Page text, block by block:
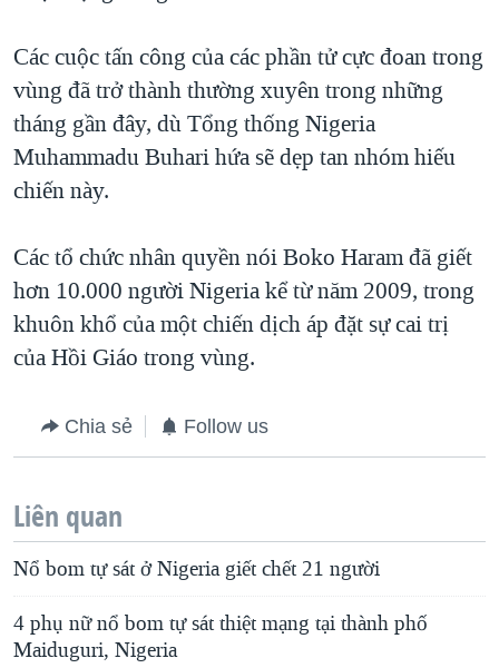
Các cuộc tấn công của các phần tử cực đoan trong
vùng đã trở thành thường xuyên trong những
tháng gần đây, dù Tổng thống Nigeria
Muhammadu Buhari hứa sẽ dẹp tan nhóm hiếu
chiến này.
Các tổ chức nhân quyền nói Boko Haram đã giết
hơn 10.000 người Nigeria kể từ năm 2009, trong
khuôn khổ của một chiến dịch áp đặt sự cai trị
của Hồi Giáo trong vùng.
Chia sẻ Follow us
Liên quan
Nổ bom tự sát ở Nigeria giết chết 21 người
4 phụ nữ nổ bom tự sát thiệt mạng tại thành phố
Maiduguri, Nigeria